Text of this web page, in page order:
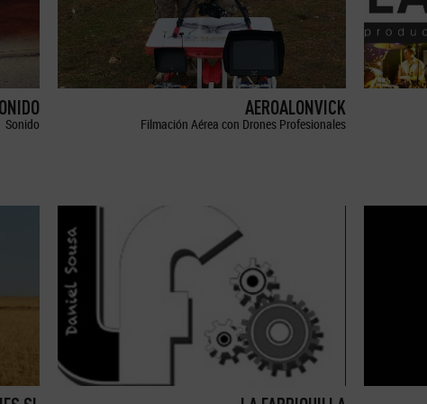
Sonido
AEROALONVICK
Filmación Aérea con Drones Profesionales